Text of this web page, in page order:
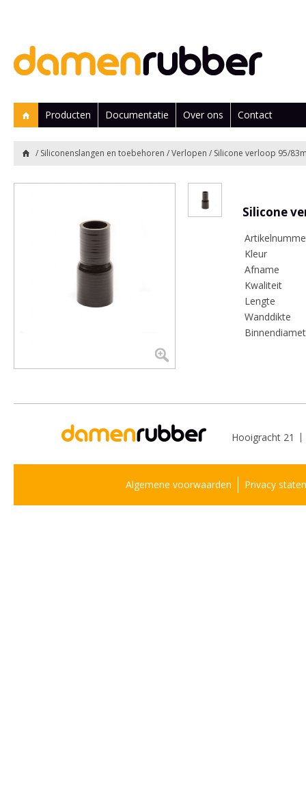
Producten Documentatie Over ons Contact
/ Siliconenslangen en toebehoren /Verlopen / Silicone verloop 95/
Silicone
Kleur
Afname
Kwaliteit
Lengte
Wanddikte
Hooigracht 21
Algemene voorwaarden Privacy